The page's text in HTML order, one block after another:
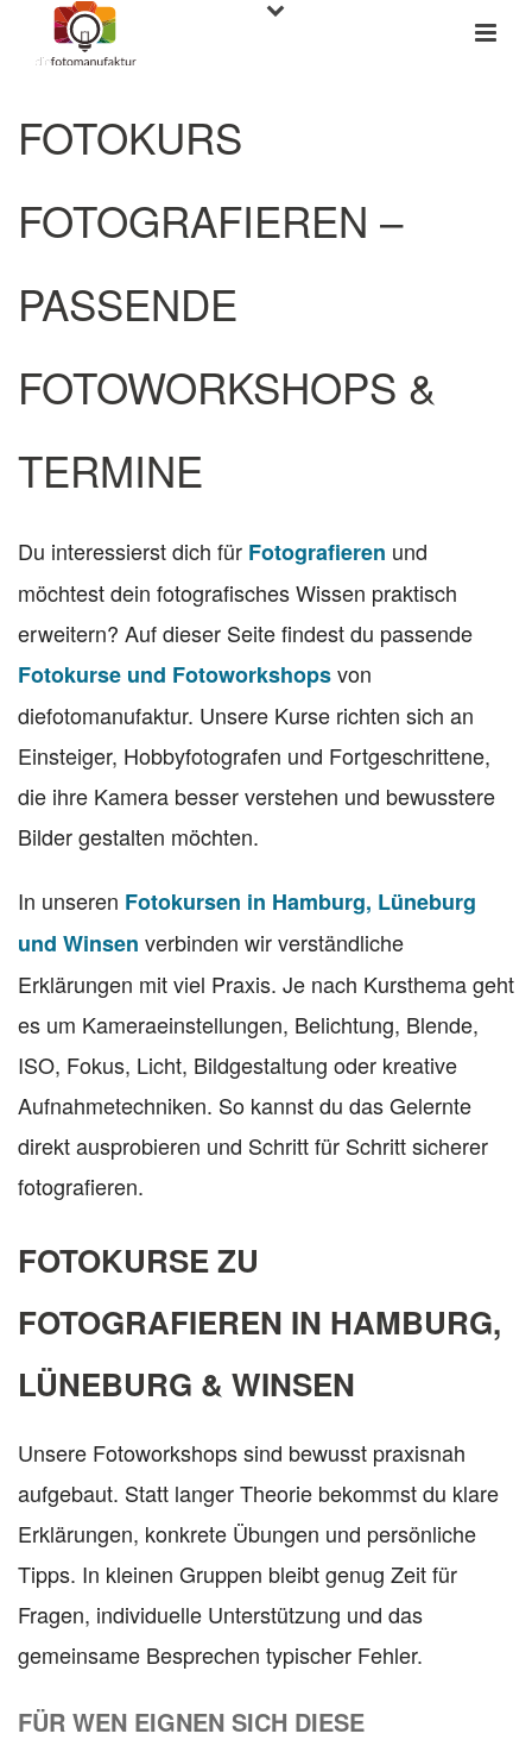
FOTOKURS
FOTOGRAFIEREN –
PASSENDE
FOTOWORKSHOPS &
TERMINE
Du interessierst dich für Fotografieren und
möchtest dein fotografisches Wissen praktisch
erweitern? Auf dieser Seite findest du passende
Fotokurse und Fotoworkshopsvon
diefotomanufaktur. Unsere Kurse richten sich an
Einsteiger, Hobbyfotografen und Fortgeschrittene,
die ihre Kamera besser verstehen und bewusstere
Bilder gestalten möchten.
In unseren Fotokursen in Hamburg, Lüneburg
und Winsen verbinden wir verständliche
Erklärungen mit viel Praxis. Je nach Kursthema geht
es um Kameraeinstellungen, Belichtung, Blende,
ISO, Fokus, Licht, Bildgestaltung oder kreative
Aufnahmetechniken. So kannst du das Gelernte
direkt ausprobieren und Schritt für Schritt sicherer
fotografieren.
FOTOKURSE ZU
FOTOGRAFIEREN IN HAMBURG,
LÜNEBURG & WINSEN
Unsere Fotoworkshops sind bewusst praxisnah
aufgebaut. Statt langer Theorie bekommst du klare
Erklärungen, konkrete Übungen und persönliche
Tipps. In kleinen Gruppen bleibt genug Zeit für
Fragen, individuelle Unterstützung und das
gemeinsame Besprechen typischer Fehler.
FÜR WEN EIGNEN SICH DIESE